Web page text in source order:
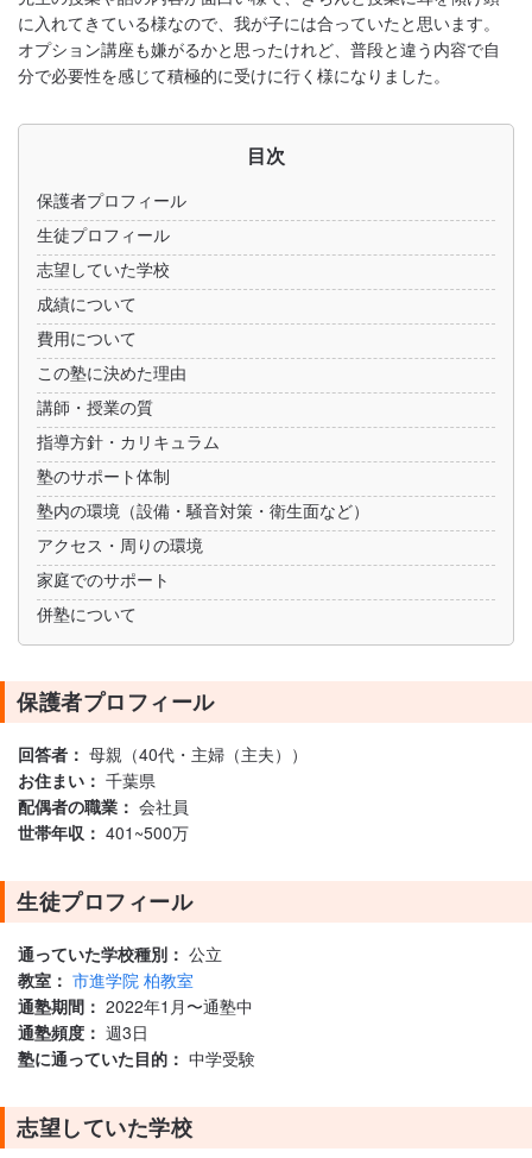
に入れてきている様なので、我が子には合っていたと思います。
オプション講座も嫌がるかと思ったけれど、普段と違う内容で自
分で必要性を感じて積極的に受けに行く様になりました。
目次
保護者プロフィール
生徒プロフィール
志望していた学校
成績について
費用について
この塾に決めた理由
講師・授業の質
指導方針・カリキュラム
塾のサポート体制
塾内の環境（設備・騒音対策・衛生面など）
アクセス・周りの環境
家庭でのサポート
併塾について
保護者プロフィール
回答者： 母親（40代・主婦（主夫））
お住まい： 千葉県
配偶者の職業： 会社員
世帯年収： 401~500万
生徒プロフィール
通っていた学校種別： 公立
教室： 市進学院 柏教室
通塾期間： 2022年1月〜通塾中
通塾頻度： 週3日
塾に通っていた目的： 中学受験
志望していた学校